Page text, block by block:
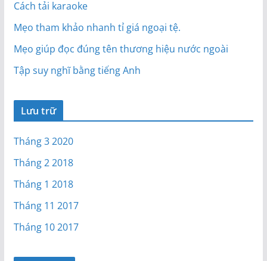
Cách tải karaoke
Mẹo tham khảo nhanh tỉ giá ngoại tệ.
Mẹo giúp đọc đúng tên thương hiệu nước ngoài
Tập suy nghĩ bằng tiếng Anh
Lưu trữ
Tháng 3 2020
Tháng 2 2018
Tháng 1 2018
Tháng 11 2017
Tháng 10 2017